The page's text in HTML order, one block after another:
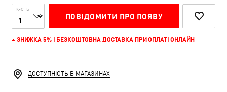
К-СТЬ
ПОВІДОМИТИ ПРО ПОЯВУ
+ ЗНИЖКА 5% І БЕЗКОШТОВНА ДОСТАВКА ПРИ ОПЛАТІ ОНЛАЙН
ДОСТУПНІСТЬ В МАГАЗИНАХ